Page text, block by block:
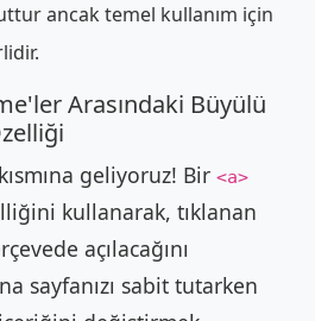
ancak temel kullanım için
Arasındaki Büyülü
geliyoruz! Bir <a>
kullanarak, tıklanan
açılacağını
sayfanızı sabit tutarken